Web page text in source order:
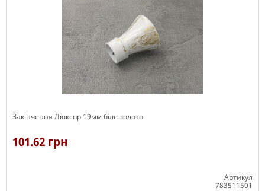
Закінчення Люксор 19мм біле золото
101.62 грн
Артикул
783511501